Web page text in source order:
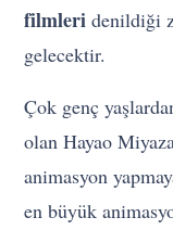
filmleri denildiği
gelecektir.
Çok genç
olan Hayao
animasyon
en büyük